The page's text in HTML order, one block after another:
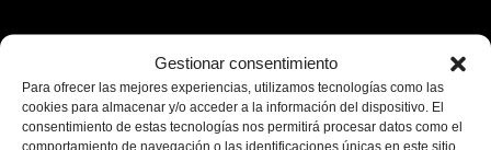
Gestionar consentimiento
Para ofrecer las mejores experiencias, utilizamos tecnologías como las
cookies para almacenar y/o acceder a la información del dispositivo. El
consentimiento de estas tecnologías nos permitirá procesar datos como el
comportamiento de navegación o las identificaciones únicas en este sitio.